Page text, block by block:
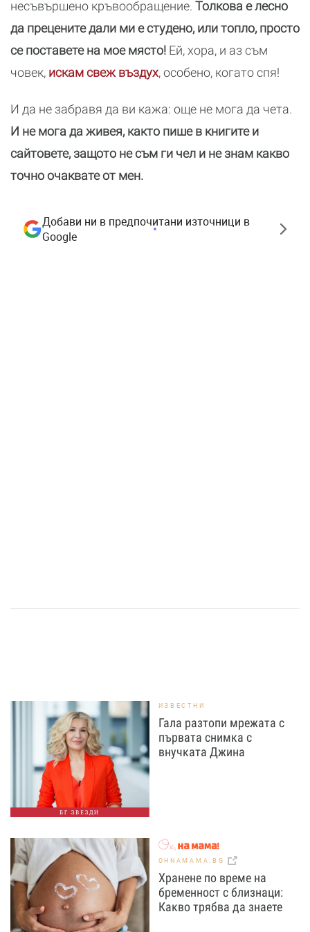
несъвършено кръвообращение. Толкова е лесно
да прецените дали ми е студено, или топло, просто
се поставете на мое място! Ей, хора, и аз съм
човек, искам свеж въздух, особено, когато спя!
И да не забравя да ви кажа: още не мога да чета.
И не мога да живея, както пише в книгите и
сайтовете, защото не съм ги чел и не знам какво
точно очаквате от мен.
Добави ни в предпочитани източници в
Google
БГ ЗВЕЗДИ
ИЗВЕСТНИ
Гала разтопи мрежата с
първата снимка с
внучката Джина
OHNAMAMA.BG
Хранене по време на
бременност с близнаци:
Какво трябва да знаете